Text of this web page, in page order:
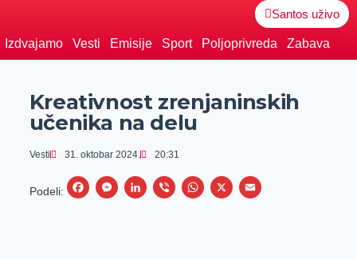
Santos uživo
Izdvajamo Vesti Emisije Sport Poljoprivreda Zabava
Kreativnost zrenjaninskih
učenika na delu
Vesti 31. oktobar 2024. 20:31
Podeli:
F
M
L
V
W
X
E